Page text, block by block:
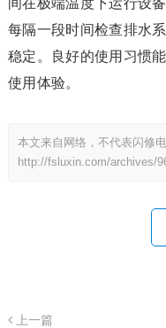
间在极端温度下运行设
每隔一段时间检查排水
稳定。良好的使用习惯
使用体验。
本文来自网络，不代表闪修
http://fsluxin.com/archives/
上一篇